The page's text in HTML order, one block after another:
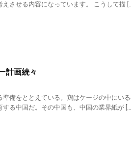
させる内容になっています。 こうして描
計画続々
備をととえている。鶏はケージの中にい
る中国だ。その中国も、中国の業界紙が […]